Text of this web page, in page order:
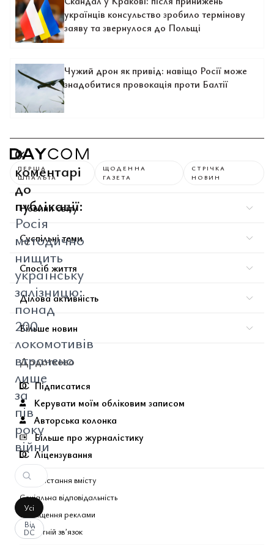
українців консульство зробило термінову
заяву та звернулося до Польщі
Чужий дрон як привід: навіщо Росії може
знадобитися провокація проти Балтії
0
коментарі
до
публікації:
Росія
методично
нищить
українську
залізницю:
понад
200
локомотивів
втрачено
лише
за
пів
року
війни
Усі
Від
DC
ПЕРША
ШПАЛЬТА
ЩОДЕННА
ГАЗЕТА
СТРІЧКА
НОВИН
Новини світу
Суспільні теми
Спосіб життя
Ділова активність
Більше новин
Додатково
Підписатися
Керувати моїм обліковим записом
Авторська колонка
Більше про журналістику
Ліцензування
Використання вмісту
Соціальна відповідальність
Розміщення реклами
Зворотній звʼязок